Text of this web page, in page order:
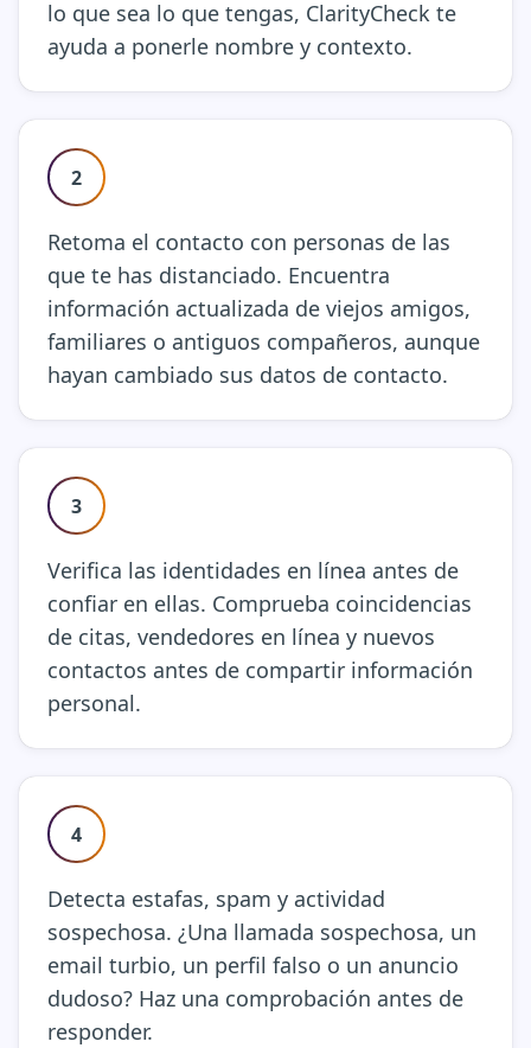
lo que sea lo que tengas, ClarityCheck te
ayuda a ponerle nombre y contexto.
2
Retoma el contacto con personas de las
que te has distanciado. Encuentra
información actualizada de viejos amigos,
familiares o antiguos compañeros, aunque
hayan cambiado sus datos de contacto.
3
Verifica las identidades en línea antes de
confiar en ellas. Comprueba coincidencias
de citas, vendedores en línea y nuevos
contactos antes de compartir información
personal.
4
Detecta estafas, spam y actividad
sospechosa. ¿Una llamada sospechosa, un
email turbio, un perfil falso o un anuncio
dudoso? Haz una comprobación antes de
responder.